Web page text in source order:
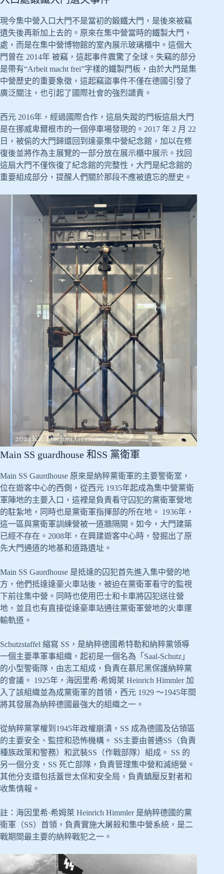
現今集中營入口大門不是當初的鍛鐵大門，是後來被竊
遺失後再新加上去的。原來在集中營當時的鐵製大門，
處，而是在集中營博物館的室內展示玻璃櫃中。這個大
門曾在 2014年 被竊，這起事件震驚了全球。失竊的部分
是帶有“Arbeit macht frei”字樣的鐵製門板，由於大門是集
中營歷史的重要象徵，這起竊盜事件不僅在德國引發了
廣泛關注，也引起了國際社會的強烈譴責。
西元 2016年，經過國際合作，這扇失蹤的門板這扇大門
是在挪威卑爾根市的一個停車場發現的。2017 年 2 月 22
日，被偷的大門歸還回到達豪集中營紀念館，加以在修
復後並將作為主展覽的一部分放在展示櫃中展示。找回
這扇大門不僅恢復了紀念館的完整性，大門是紀念館的
重要組成部分，提醒人們關於那段不應被遺忘的歷史。
Main SS guardhouse 和SS 黨衛軍
Main SS Gaurdhouse 原來是納粹黨衛軍的主要警衛室，
位在遊客中心的西側，從西元 1935年起成為集中營黨衛
軍陣地的主要入口，這裡是負責看守囚犯的黨衛軍營地
的駐紮地，同時也是黨衛軍指揮部的所在地。 1936年，
這一區與黨衛軍訓練營被一道牆隔開。如今，大門建築
已經不存在。2008年，在興建遊客中心時，發掘出了原
先大門通道的地基和道路遺址。
Main SS Gaurdhouse 是抵達的囚犯首先進入集中營的地
方，他們抵達達豪火車站後，被迫在黨衛軍看守的監視
下前往集中營。同時也使用巴士和卡車將囚犯送往營
地，並且也有直接從達豪車站通往黨衛軍營地的火車運
輸軌道。
Schutzstaffel 縮寫 SS，是納粹德國希特勒和納粹黨領導
一個主要準軍事組織，起初是一個名為「Saal-Schutz」
的小型警衛隊，由志工組成，負責在慕尼黑保護納粹黨
的會議。 1925年，海因里希·希姆萊 Heinrich Himmler 加
入了該組織並為成黨衛軍的首領，西元 1929 ～1945年間
將其發展為納粹德國最強大的組織之一。
從納粹黨掌權到1945年政權崩潰，SS 成為德國及佔領區
的主要安全、監控和恐怖機構。 SS主要由普通SS（負責
種族政策和警務）和武裝SS（作戰部隊）組成。 SS 的
另一個分支，SS 死亡部隊，負責管理集中營和滅絕營。
其他分支還包括蓋世太保和安全局，負責鎮壓反對者和
收集情報。
註：海因里希·希姆萊 Heinrich Himmler 是納粹德國的黨
衛軍（SS）首領，負責實施大屠殺和集中營系統，是二
戰期間最主要的納粹戰犯之一。